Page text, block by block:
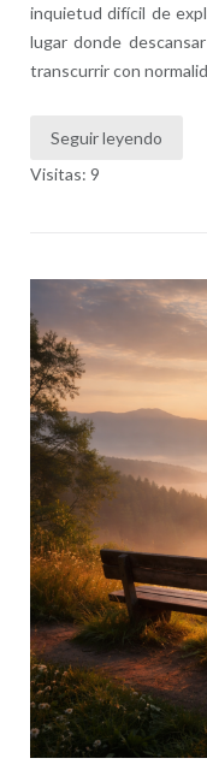
inquietud difícil de
lugar donde
transcurrir con
Seguir leyendo
Visitas: 9